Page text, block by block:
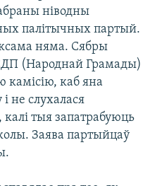
ніводны
палітычных партый.
няма. Сябры
(Народнай Грамады)
камісію, каб яна
не слухалася
калі тыя запатрабуюць
Заява партыйцаў